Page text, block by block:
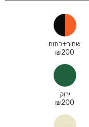
שחור+כתום
₪200
ירוק
₪200